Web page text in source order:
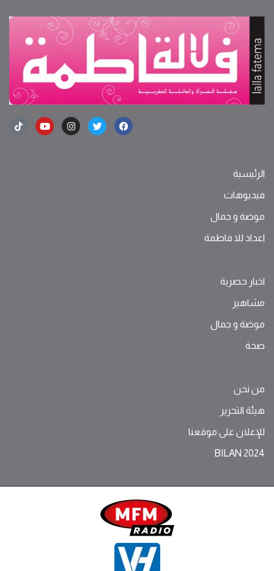
الرئيسية
فيديوهات
موضة ‫و‬ ‫‬‫جمال‬
اعداد للا فاطمة
اخبار حصرية
مشاهير
موضة ‫و‬ ‫‬‫جمال‬
صحة
من نحن
هيئة التحرير
للإعلان على موقعنا
BILAN 2024